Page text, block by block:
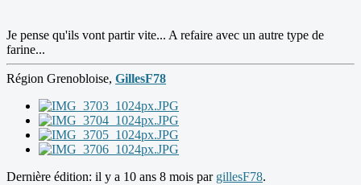
Je pense qu'ils vont partir vite... A refaire avec un autre type de
farine...
Région Grenobloise, GillesF78
Dernière édition: il y a 10 ans 8 mois par gillesF78.